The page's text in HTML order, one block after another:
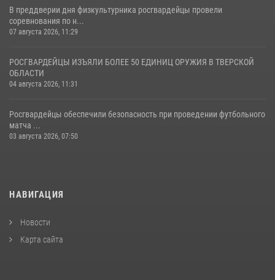
В преддверии дня физкультурника росгвардейцы провели
соревнования по н...
07 августа 2026, 11:29
РОСГВАРДЕЙЦЫ ИЗЪЯЛИ БОЛЕЕ 50 ЕДИНИЦ ОРУЖИЯ В ТВЕРСКОЙ
ОБЛАСТИ
04 августа 2026, 11:31
Росгвардейцы обеспечили безопасность при проведении футбольного
матча ...
03 августа 2026, 07:50
НАВИГАЦИЯ
Новости
Карта сайта